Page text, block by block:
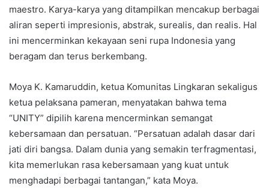
maestro. Karya-karya yang ditampilkan mencakup berbagai
aliran seperti impresionis, abstrak, surealis, dan realis. Hal
ini mencerminkan kekayaan seni rupa Indonesia yang
beragam dan terus berkembang.
Moya K. Kamaruddin, ketua Komunitas Lingkaran sekaligus
ketua pelaksana pameran, menyatakan bahwa tema
“UNITY” dipilih karena mencerminkan semangat
kebersamaan dan persatuan. “Persatuan adalah dasar dari
jati diri bangsa. Dalam dunia yang semakin terfragmentasi,
kita memerlukan rasa kebersamaan yang kuat untuk
menghadapi berbagai tantangan,” kata Moya.